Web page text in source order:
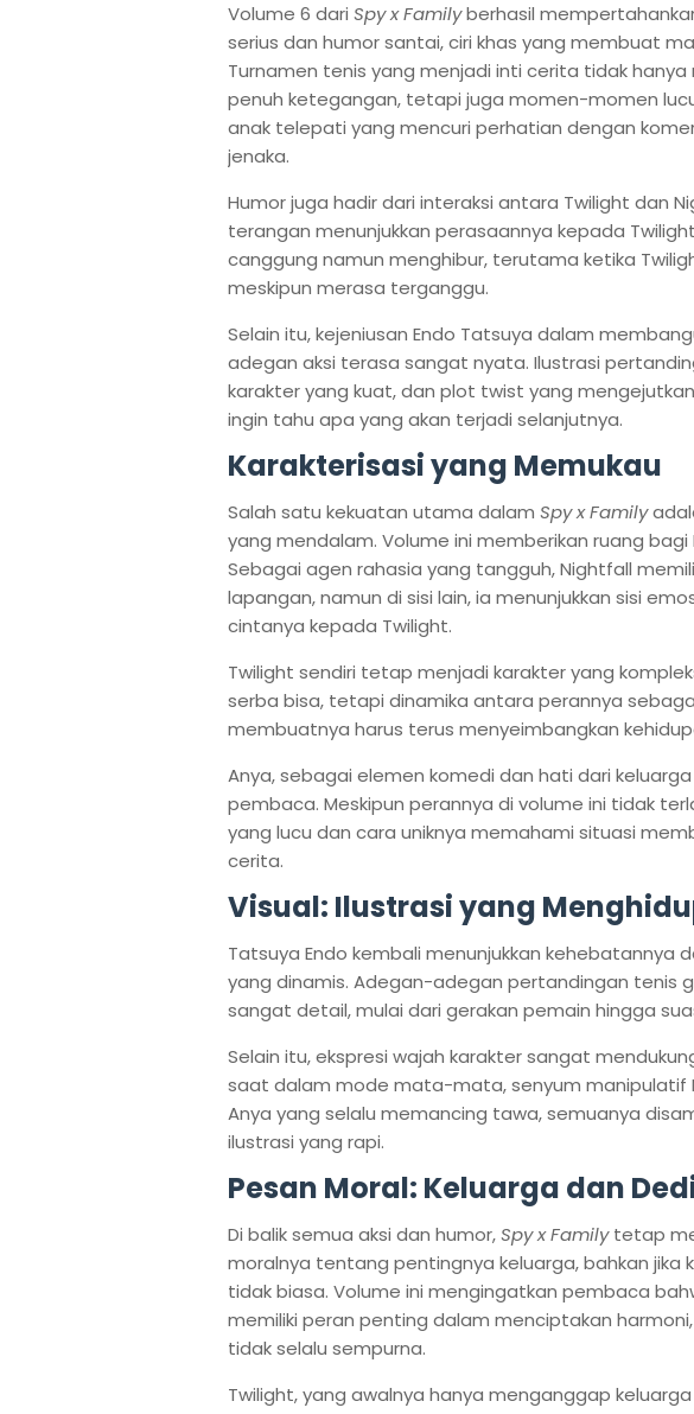
Volume 6 dari Spy x Familyberhasil
serius dan humor santai, ciri khas yang membuat
Turnamen tenis yang menjadi inti cerita tidak
penuh ketegangan, tetapi juga momen-momen
anak telepati yang mencuri perhatian dengan
jenaka.
Humor juga hadir dari interaksi antara Twilight dan
terangan menunjukkan perasaannya kepada
canggung namun menghibur, terutama ketika
meskipun merasa terganggu.
Selain itu, kejeniusan Endo Tatsuya dalam
adegan aksi terasa sangat nyata. Ilustrasi
karakter yang kuat, dan plot twist yang
ingin tahu apa yang akan terjadi selanjutnya.
Karakterisasi yang Memukau
Salah satu kekuatan utama dalam Spy x Family
yang mendalam. Volume ini memberikan ruang bagi
Sebagai agen rahasia yang tangguh, Nightfall
lapangan, namun di sisi lain, ia menunjukkan sisi
cintanya kepada Twilight.
Twilight sendiri tetap menjadi karakter yang
serba bisa, tetapi dinamika antara perannya
membuatnya harus terus menyeimbangkan
Anya, sebagai elemen komedi dan hati dari
pembaca. Meskipun perannya di volume ini tidak
yang lucu dan cara uniknya memahami situasi
cerita.
Visual: Ilustrasi yang
Tatsuya Endo kembali menunjukkan kehebatannya
yang dinamis. Adegan-adegan pertandingan tenis
sangat detail, mulai dari gerakan pemain hingga
Selain itu, ekspresi wajah karakter sangat
saat dalam mode mata-mata, senyum manipulatif
Anya yang selalu memancing tawa, semuanya
ilustrasi yang rapi.
Pesan Moral: Keluarga dan
Di balik semua aksi dan humor,Spy x Familytetap
moralnya tentang pentingnya keluarga, bahkan jika
tidak biasa. Volume ini mengingatkan pembaca
memiliki peran penting dalam menciptakan
tidak selalu sempurna.
Twilight, yang awalnya hanya menganggap